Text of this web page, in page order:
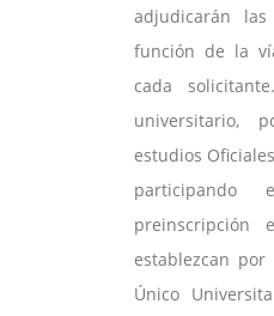
adjudicarán
función de la
cada
universitario,
estudios
preinscripción
establezcan
Único